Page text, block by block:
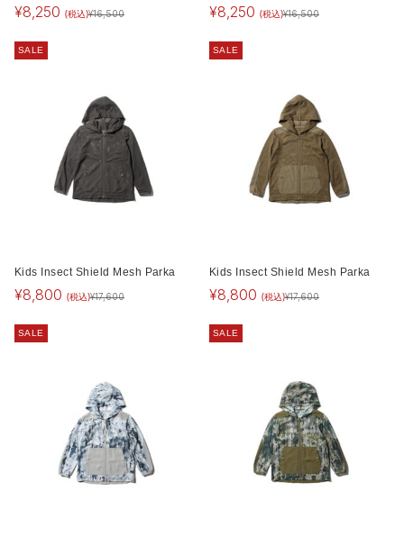
¥8,250 (税込)¥16,500 ¥8,250 (税込)¥16,500
SALE
Kids Insect Shield Mesh Parka
¥8,800 (税込)¥17,600
SALE
Kids Insect Shield Mesh Parka
¥8,800 (税込)¥17,600
SALE SALE